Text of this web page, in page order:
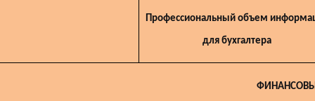
Профессиональный объем
для бухгалтера